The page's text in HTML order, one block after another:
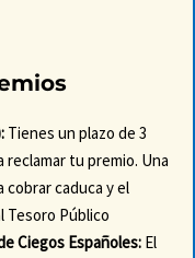
Tienes un plazo de 3
tu premio. Una
caduca y el
Tesoro Público
Ciegos Españoles: El